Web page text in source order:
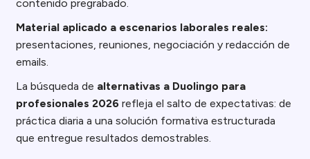
contenido pregrabado.
Material aplicado a escenarios laborales reales:
presentaciones, reuniones, negociación y redacción de
emails.
La búsqueda de alternativas a Duolingo para
profesionales 2026 refleja el salto de expectativas: de
práctica diaria a una solución formativa estructurada
que entregue resultados demostrables.